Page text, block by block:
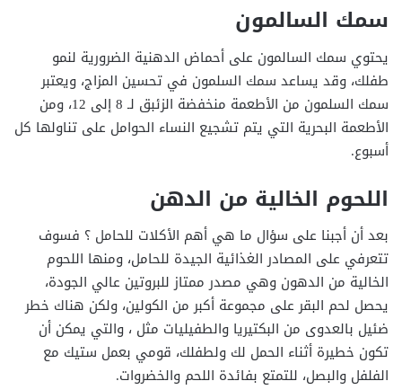
سمك السالمون
يحتوي سمك السالمون على أحماض الدهنية الضرورية لنمو
طفلك، وقد يساعد سمك السلمون في تحسين المزاج، ويعتبر
سمك السلمون من الأطعمة منخفضة الزئبق لـ 8 إلى 12، ومن
الأطعمة البحرية التي يتم تشجيع النساء الحوامل على تناولها كل
أسبوع.
اللحوم الخالية من الدهن
بعد أن أجبنا على سؤال ما هي أهم الأكلات للحامل ؟ فسوف
تتعرفي على المصادر الغذائية الجيدة للحامل، ومنها اللحوم
الخالية من الدهون وهي مصدر ممتاز للبروتين عالي الجودة،
يحصل لحم البقر على مجموعة أكبر من الكولين، ولكن هناك خطر
ضئيل بالعدوى من البكتيريا والطفيليات مثل ، والتي يمكن أن
تكون خطيرة أثناء الحمل لك ولطفلك، قومي بعمل ستيك مع
الفلفل والبصل، للتمتع بفائدة اللحم والخضروات.